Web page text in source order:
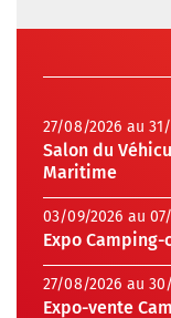
27/08/2026 au
Salon du
Maritime
03/09/2026 au
Expo
27/08/2026 au
Expo-vente